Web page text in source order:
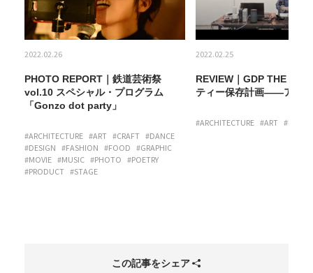
2022.02.26
PHOTO REPORT｜鉄道芸術祭
vol.10 スペシャル・プログラム
「Gonzo dot party」
#ARCHITECTURE #ART #CRAFT #DANCE
#DESIGN #FASHION #FOOD #GRAPHIC
#MOVIE #MUSIC #PHOTO #POETRY
#PRODUCT #STAGE
2022.02.25
REVIEW｜GDP THE
ティー保存計画——アー
#ARCHITECTURE #ART #MOVIE
この記事をシェア